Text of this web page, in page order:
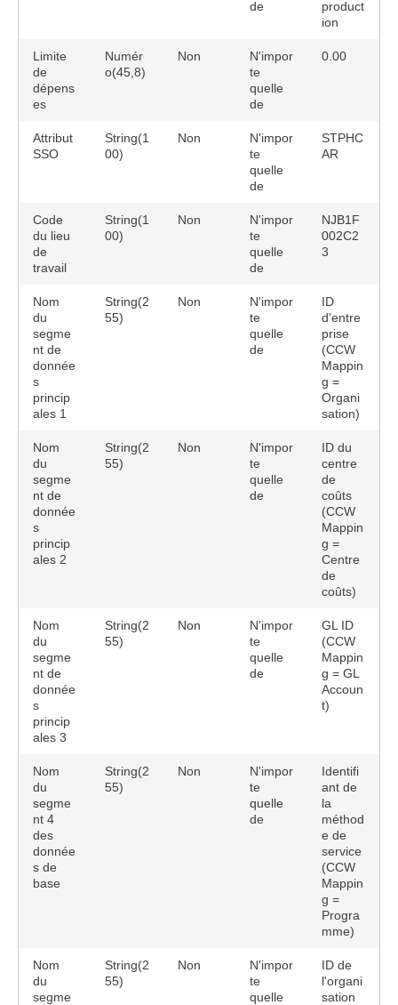
de
product
ion
Limite
de
dépens
es
Numér
o(45,8)
Non
N'impor
te
quelle
de
0.00
Attribut
SSO
String(1
00)
Non
N'impor
te
quelle
de
STPHC
AR
Code
du lieu
de
travail
String(1
00)
Non
N'impor
te
quelle
de
NJB1F
002C2
3
Nom
du
segme
nt de
donnée
s
princip
ales 1
String(2
55)
Non
N'impor
te
quelle
de
ID
d'entre
prise
(CCW
Mappin
g =
Organi
sation)
Nom
du
segme
nt de
donnée
s
princip
ales 2
String(2
55)
Non
N'impor
te
quelle
de
ID du
centre
de
coûts
(CCW
Mappin
g =
Centre
de
coûts)
Nom
du
segme
nt de
donnée
s
princip
ales 3
String(2
55)
Non
N'impor
te
quelle
de
GL ID
(CCW
Mappin
g = GL
Accoun
t)
Nom
du
segme
nt 4
des
donnée
s de
base
String(2
55)
Non
N'impor
te
quelle
de
Identifi
ant de
la
méthod
e de
service
(CCW
Mappin
g =
Progra
mme)
Nom
du
segme
String(2
55)
Non
N'impor
te
quelle
ID de
l'organi
sation